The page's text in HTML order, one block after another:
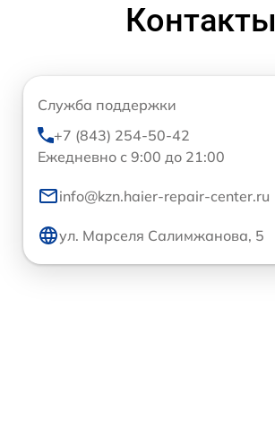
Контакты
Служба поддержки
+7 (843) 254-50-42
Ежедневно с 9:00 до 21:00
info@kzn.haier-repair-center.ru
ул. Марселя Салимжанова, 5